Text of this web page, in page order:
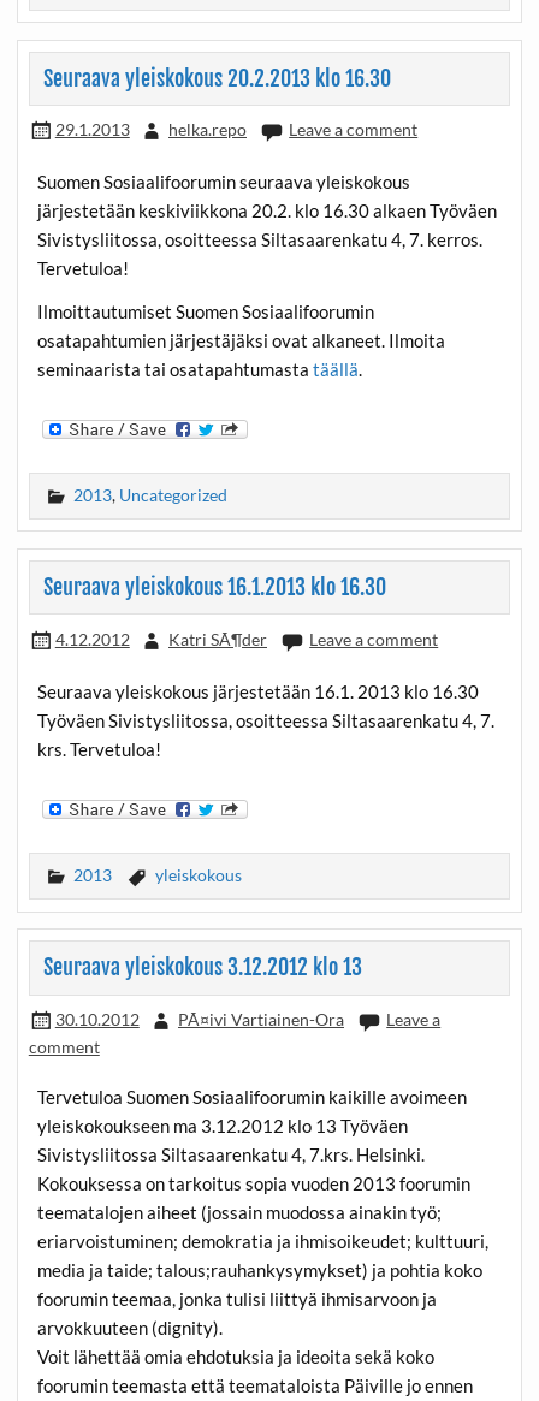
Seuraava yleiskokous 20.2.2013 klo 16.30
29.1.2013 helka.repo Leave a comment
Suomen Sosiaalifoorumin seuraava yleiskokous
järjestetään keskiviikkona 20.2. klo 16.30 alkaen Työväen
Sivistysliitossa, osoitteessa Siltasaarenkatu 4, 7. kerros.
Tervetuloa!
Ilmoittautumiset Suomen Sosiaalifoorumin
osatapahtumien järjestäjäksi ovat alkaneet. Ilmoita
seminaarista tai osatapahtumastatäällä.
2013, Uncategorized
Seuraava yleiskokous 16.1.2013 klo 16.30
4.12.2012 Katri SÃ¶der Leave a comment
Seuraava yleiskokous järjestetään 16.1. 2013 klo 16.30
Työväen Sivistysliitossa, osoitteessa Siltasaarenkatu 4, 7.
krs. Tervetuloa!
2013 yleiskokous
Seuraava yleiskokous 3.12.2012 klo 13
30.10.2012 PÃ¤ivi Vartiainen-Ora
Leave a
comment
Tervetuloa Suomen Sosiaalifoorumin kaikille avoimeen
yleiskokoukseen ma 3.12.2012 klo 13 Työväen
Sivistysliitossa Siltasaarenkatu 4, 7.krs. Helsinki.
Kokouksessa on tarkoitus sopia vuoden 2013 foorumin
teematalojen aiheet (jossain muodossa ainakin työ;
eriarvoistuminen; demokratia ja ihmisoikeudet; kulttuuri,
media ja taide; talous;rauhankysymykset) ja pohtia koko
foorumin teemaa, jonka tulisi liittyä ihmisarvoon ja
arvokkuuteen (dignity).
Voit lähettää omia ehdotuksia ja ideoita sekä koko
foorumin teemasta että teemataloista Päiville jo ennen